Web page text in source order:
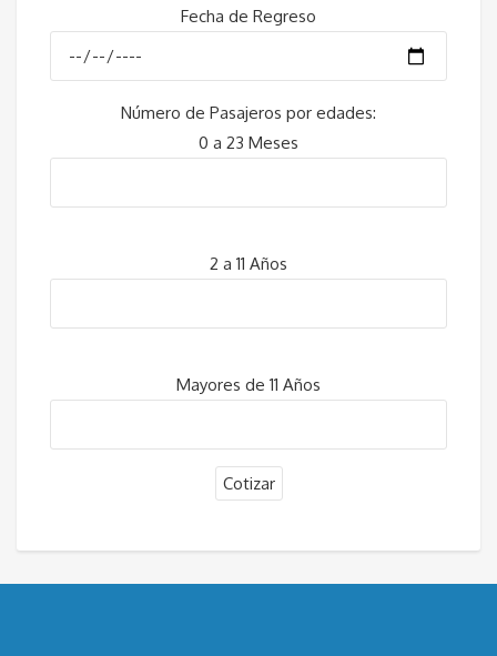
Fecha de Regreso
Número de Pasajeros por edades:
0 a 23 Meses
2 a 11 Años
Mayores de 11 Años